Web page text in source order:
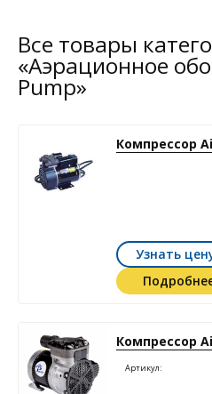
Все товары
«Аэрационное
Pump»
Компрессор
Узнать
Компрессор
Артикул: